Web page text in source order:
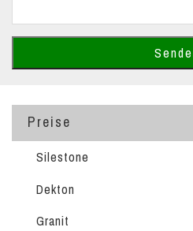
Preise
Silestone
Dekton
Granit